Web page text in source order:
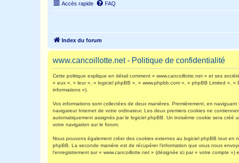
Accès rapide FAQ
Index du forum
www.cancoillotte.net - Politique de confidentialité
Cette politique explique en détail comment « www.cancoillotte.net » et ses
« eux », « leur », « logiciel phpBB », « www.phpbb.com », « phpBB Limited », «
informations »).
Vos informations sont collectées de deux manières. Premièrement, en
navigateur Internet de votre ordinateur. Les deux premiers cookies ne
automatiquement assignés par le logiciel phpBB. Un troisième cookie sera
votre navigation sur le forum.
Nous pouvons également créer des cookies externes au logiciel phpBB tout
phpBB. La seconde manière est de récupérer l’information que vous nous
l’enregistrement sur « www.cancoillotte.net » (désignée ici par « votre compte